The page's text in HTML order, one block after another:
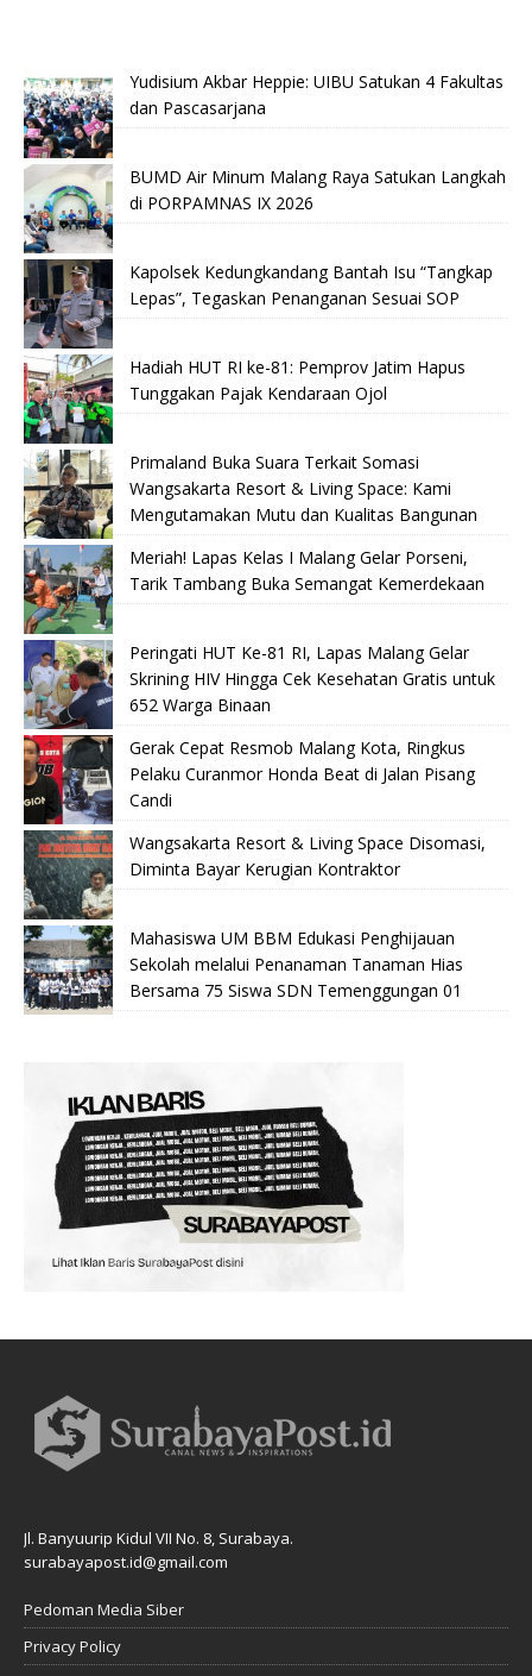
Yudisium Akbar Heppie: UIBU Satukan 4 Fakultas
dan Pascasarjana
BUMD Air Minum Malang Raya Satukan Langkah
di PORPAMNAS IX 2026
Kapolsek Kedungkandang Bantah Isu “Tangkap
Lepas”, Tegaskan Penanganan Sesuai SOP
Hadiah HUT RI ke-81: Pemprov Jatim Hapus
Tunggakan Pajak Kendaraan Ojol
Primaland Buka Suara Terkait Somasi
Wangsakarta Resort & Living Space: Kami
Mengutamakan Mutu dan Kualitas Bangunan
Meriah! Lapas Kelas I Malang Gelar Porseni,
Tarik Tambang Buka Semangat Kemerdekaan
Peringati HUT Ke-81 RI, Lapas Malang Gelar
Skrining HIV Hingga Cek Kesehatan Gratis untuk
652 Warga Binaan
Gerak Cepat Resmob Malang Kota, Ringkus
Pelaku Curanmor Honda Beat di Jalan Pisang
Candi
Wangsakarta Resort & Living Space Disomasi,
Diminta Bayar Kerugian Kontraktor
Mahasiswa UM BBM Edukasi Penghijauan
Sekolah melalui Penanaman Tanaman Hias
Bersama 75 Siswa SDN Temenggungan 01
Jl. Banyuurip Kidul VII No. 8, Surabaya.
surabayapost.id@gmail.com
Pedoman Media Siber
Privacy Policy